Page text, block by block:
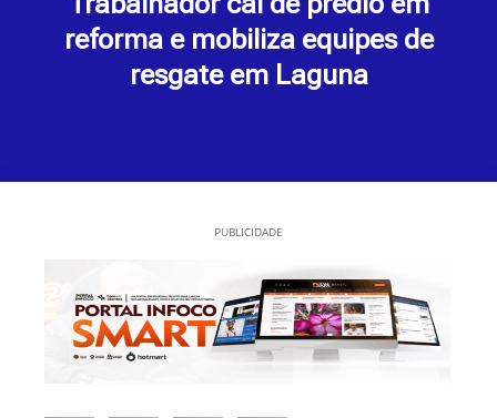
reforma e mobiliza equipes de
resgate em Laguna
PUBLICIDADE